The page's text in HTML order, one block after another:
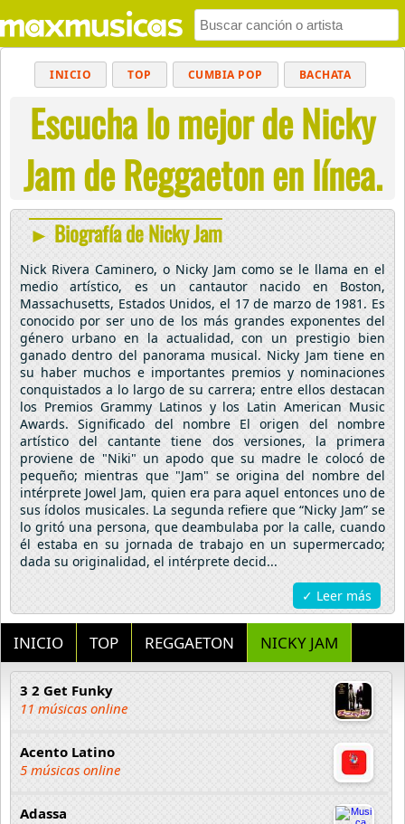
INICIO TOP CUMBIA POP BACHATA
MUSICA CRISTIANA REGGAETON
BALADAS ALTERNATIVO ELECTRÓNICA
CUMBIAS
Escucha lo mejor de Nicky
Jam de Reggaeton en línea.
► Biografía de Nicky Jam
Nick Rivera Caminero, o Nicky Jam como se le llama en el
medio artístico, es un cantautor nacido en Boston,
Massachusetts, Estados Unidos, el 17 de marzo de 1981. Es
conocido por ser uno de los más grandes exponentes del
género urbano en la actualidad, con un prestigio bien
ganado dentro del panorama musical. Nicky Jam tiene en
su haber muchos e importantes premios y nominaciones
conquistados a lo largo de su carrera; entre ellos destacan
los Premios Grammy Latinos y los Latin American Music
Awards. Significado del nombre El origen del nombre
artístico del cantante tiene dos versiones, la primera
proviene de "Niki" un apodo que su madre le colocó de
pequeño; mientras que "Jam" se origina del nombre del
intérprete Jowel Jam, quien era para aquel entonces uno de
sus ídolos musicales. La segunda refiere que “Nicky Jam” se
lo gritó una persona, que deambulaba por la calle, cuando
él estaba en su jornada de trabajo en un supermercado;
dada su originalidad, el intérprete decid...
✓ Leer más
INICIO TOP REGGAETON NICKY JAM
3 2 Get Funky
11 músicas online
Acento Latino
5 músicas online
Adassa